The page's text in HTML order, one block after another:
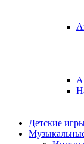
Детские